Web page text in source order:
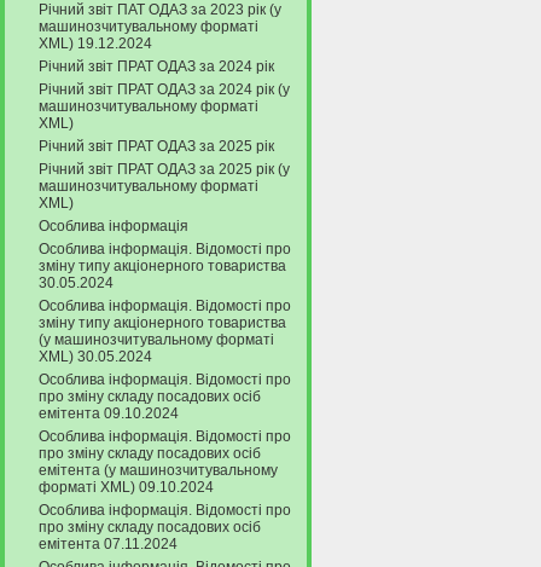
Річний звіт ПАТ ОДАЗ за 2023 рік (у
машинозчитувальному форматі
XML) 19.12.2024
Річний звіт ПРАТ ОДАЗ за 2024 рік
Річний звіт ПРАТ ОДАЗ за 2024 рік (у
машинозчитувальному форматі
XML)
Річний звіт ПРАТ ОДАЗ за 2025 рік
Річний звіт ПРАТ ОДАЗ за 2025 рік (у
машинозчитувальному форматі
XML)
Особлива інформація
Особлива інформація. Відомості про
зміну типу акціонерного товариства
30.05.2024
Особлива інформація. Відомості про
зміну типу акціонерного товариства
(у машинозчитувальному форматі
XML) 30.05.2024
Особлива інформація. Відомості про
про зміну складу посадових осіб
емітента 09.10.2024
Особлива інформація. Відомості про
про зміну складу посадових осіб
емітента (у машинозчитувальному
форматі XML) 09.10.2024
Особлива інформація. Відомості про
про зміну складу посадових осіб
емітента 07.11.2024